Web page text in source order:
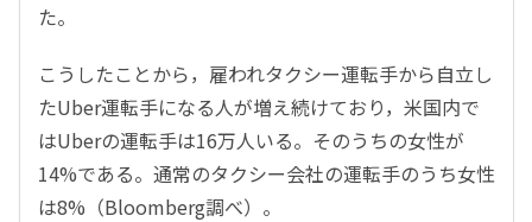
た。
こうしたことから，雇われタクシー運転手から自立し
たUber運転手になる人が増え続けており，米国内で
はUberの運転手は16万人いる。そのうちの女性が
14%である。通常のタクシー会社の運転手のうち女性
は8%（Bloomberg調べ）。